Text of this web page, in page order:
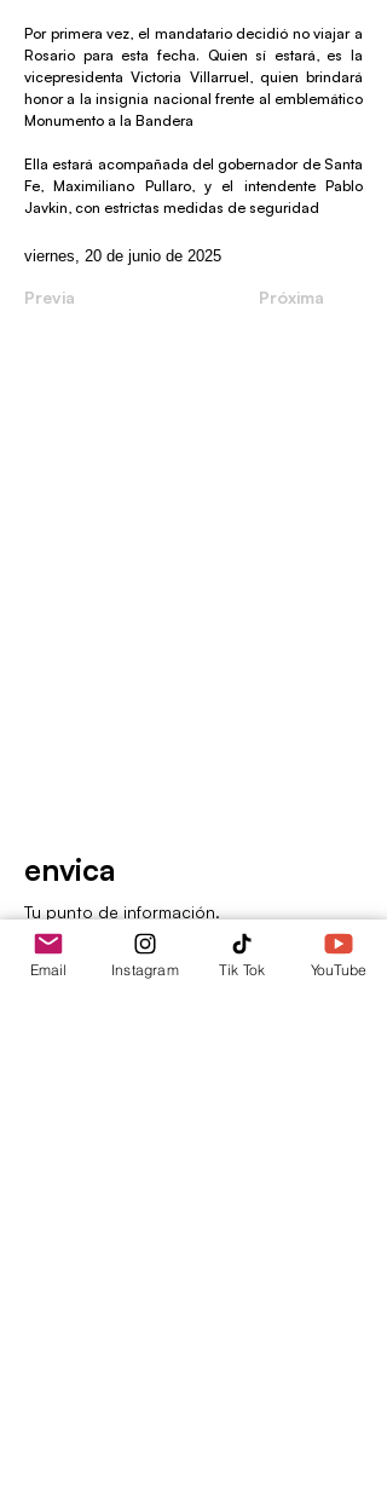
Por primera vez, el mandatario decidió no viajar a
Rosario para esta fecha. Quien sí estará, es la
vicepresidenta Victoria Villarruel, quien brindará
honor a la insignia nacional frente al emblemático
Monumento a la Bandera
Ella estará acompañada del gobernador de Santa
Fe, Maximiliano Pullaro, y el intendente Pablo
Javkin, con estrictas medidas de seguridad
viernes, 20 de junio de 2025
Previa Próxima
envica
Tu punto de información.
Email Instagram Tik Tok YouTube